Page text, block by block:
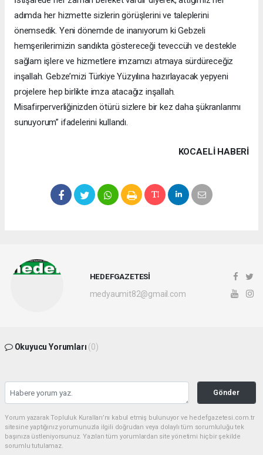
adımda her hizmette sizlerin görüşlerini ve taleplerini
önemsedik. Yeni dönemde de inanıyorum ki Gebzeli
hemşerilerimizin sandıkta göstereceği teveccüh ve destekle
sağlam işlere ve hizmetlere imzamızı atmaya sürdüreceğiz
inşallah. Gebze’mizi Türkiye Yüzyılına hazırlayacak yepyeni
projelere hep birlikte imza atacağız inşallah.
Misafirperverliğinizden ötürü sizlere bir kez daha şükranlarımı
sunuyorum” ifadelerini kullandı.
KOCAELI HABERİ
HEDEFGAZETESİ
medyaumit82@gmail.com
Okuyucu Yorumları (0)
Gönder
Yorum yazarak Topluluk Kuralları’nı kabul etmiş bulunuyor ve hedefgazetesi.com.tr
sitesine yaptığınız yorumunuzla ilgili doğrudan veya dolaylı tüm sorumluluğu tek
başınıza üstleniyorsunuz. Yazılan tüm yorumlardan site yönetimi hiçbir şekilde
sorumlu tutulamaz.